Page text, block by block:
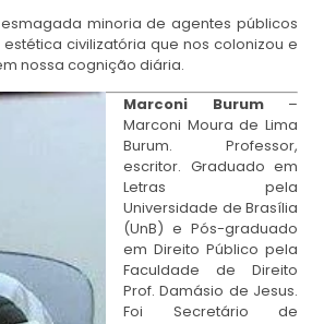
minoria de agentes públicos
civilizatória que nos colonizou e
nossa cognição diária.
Marconi Burum–
Marconi Moura de Lima
Burum. Professor,
escritor. Graduado em
Letras pela
Universidade de Brasília
(UnB) e Pós-graduado
em Direito Público pela
Faculdade de Direito
Prof. Damásio de Jesus.
Foi Secretário de